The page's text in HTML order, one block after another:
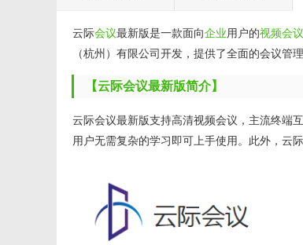
云际会议最新版是一款面向企业用户的视频会议
（杭州）有限公司开发，提供了全面的会议管
【云际会议最新版简介】
云际会议最新版支持高清视频会议，主流终端
用户无需复杂的学习即可上手使用。此外，云